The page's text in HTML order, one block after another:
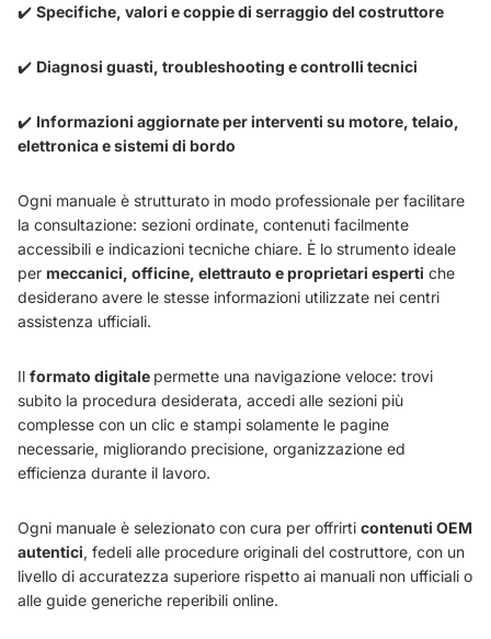
✔️ Specifiche, valori e coppie di serraggio del costruttore
✔️ Diagnosi guasti, troubleshooting e controlli tecnici
✔️ Informazioni aggiornate per interventi su motore, telaio,
elettronica e sistemi di bordo
Ogni manuale è strutturato in modo professionale per facilitare
la consultazione: sezioni ordinate, contenuti facilmente
accessibili e indicazioni tecniche chiare. È lo strumento ideale
per meccanici, officine, elettrauto e proprietari esperti che
desiderano avere le stesse informazioni utilizzate nei centri
assistenza ufficiali.
Il formato digitale permette una navigazione veloce: trovi
subito la procedura desiderata, accedi alle sezioni più
complesse con un clic e stampi solamente le pagine
necessarie, migliorando precisione, organizzazione ed
efficienza durante il lavoro.
Ogni manuale è selezionato con cura per offrirti contenuti OEM
autentici, fedeli alle procedure originali del costruttore, con un
livello di accuratezza superiore rispetto ai manuali non ufficiali o
alle guide generiche reperibili online.